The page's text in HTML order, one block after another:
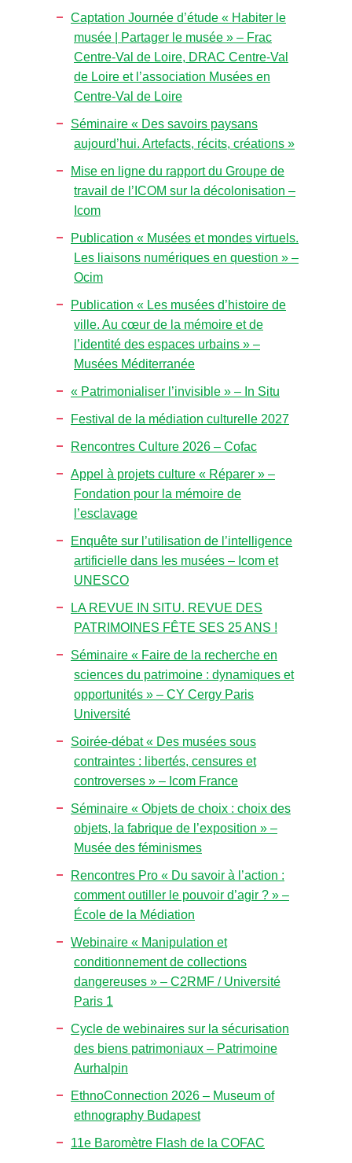
Captation Journée d’étude « Habiter le
musée | Partager le musée » – Frac
Centre-Val de Loire, DRAC Centre-Val
de Loire et l’association Musées en
Centre-Val de Loire
Séminaire « Des savoirs paysans
aujourd’hui. Artefacts, récits, créations »
Mise en ligne du rapport du Groupe de
travail de l’ICOM sur la décolonisation –
Icom
Publication « Musées et mondes virtuels.
Les liaisons numériques en question » –
Ocim
Publication « Les musées d’histoire de
ville. Au cœur de la mémoire et de
l’identité des espaces urbains » –
Musées Méditerranée
« Patrimonialiser l’invisible » – In Situ
Festival de la médiation culturelle 2027
Rencontres Culture 2026 – Cofac
Appel à projets culture « Réparer » –
Fondation pour la mémoire de
l’esclavage
Enquête sur l’utilisation de l’intelligence
artificielle dans les musées – Icom et
UNESCO
LA REVUE IN SITU. REVUE DES
PATRIMOINES FÊTE SES 25 ANS !
Séminaire « Faire de la recherche en
sciences du patrimoine : dynamiques et
opportunités » – CY Cergy Paris
Université
Soirée-débat « Des musées sous
contraintes : libertés, censures et
controverses » – Icom France
Séminaire « Objets de choix : choix des
objets, la fabrique de l’exposition » –
Musée des féminismes
Rencontres Pro « Du savoir à l’action :
comment outiller le pouvoir d’agir ? » –
École de la Médiation
Webinaire « Manipulation et
conditionnement de collections
dangereuses » – C2RMF / Université
Paris 1
Cycle de webinaires sur la sécurisation
des biens patrimoniaux – Patrimoine
Aurhalpin
EthnoConnection 2026 – Museum of
ethnography Budapest
11e Baromètre Flash de la COFAC